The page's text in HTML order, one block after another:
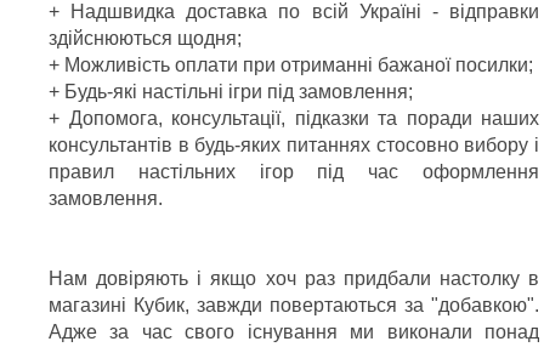
+ Надшвидка доставка по всій Україні - відправки
здійснюються щодня;
+ Можливість оплати при отриманні бажаної посилки;
+ Будь-які настільні ігри під замовлення;
+ Допомога, консультації, підказки та поради наших
консультантів в будь-яких питаннях стосовно вибору і
правил настільних ігор під час оформлення
замовлення.
Нам довіряють і якщо хоч раз придбали настолку в
магазині Кубик, завжди повертаються за "добавкою".
Адже за час свого існування ми виконали понад